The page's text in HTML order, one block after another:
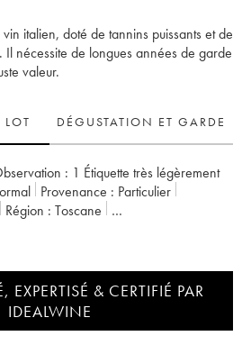
italien, doté de tannins puissants et de
Il nécessite de longues années de garde
valeur.
LOT
DÉGUSTATION ET GARDE
: 1 Étiquette très légèrement
Provenance : particulier
Région : Toscane
EXPERTISÉ & CERTIFIÉ PAR
IDEALWINE